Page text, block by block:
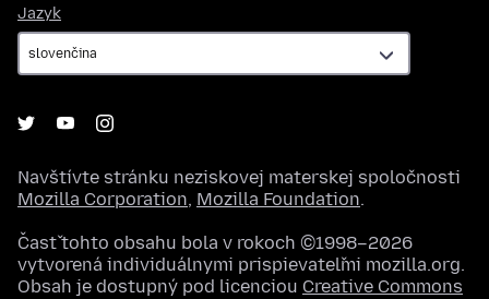
Jazyk
Navštívte stránku neziskovej materskej spoločnosti
Mozilla Corporation, Mozilla Foundation.
Časť tohto obsahu bola v rokoch ©1998–2026
vytvorená individuálnymi prispievateľmi mozilla.org.
Obsah je dostupný pod licenciou Creative Commons